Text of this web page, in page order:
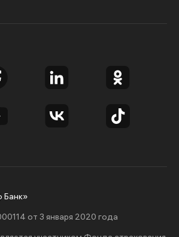
от 3 января 2020 года